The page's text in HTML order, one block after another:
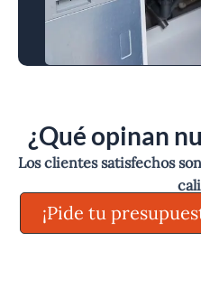
¿Qué opinan
Los clientes satisfechos
¡Pide tu